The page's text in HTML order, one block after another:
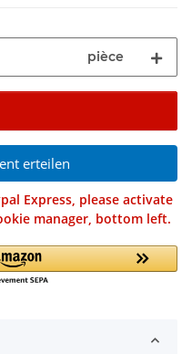
pièce
erteilen
Express, please activate
manager, bottom left.